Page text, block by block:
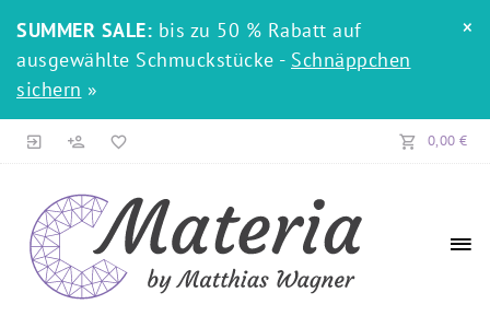
SUMMER SALE: bis zu 50 % Rabatt auf
ausgewählte Schmuckstücke - Schnäppchen
sichern »
×
0,00 €